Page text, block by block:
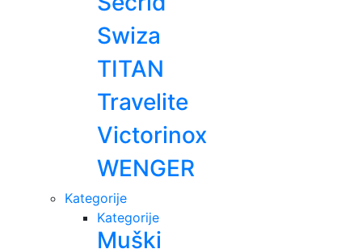
Swiza
TITAN
Travelite
Victorinox
WENGER
Kategorije
Kategorije
Muški